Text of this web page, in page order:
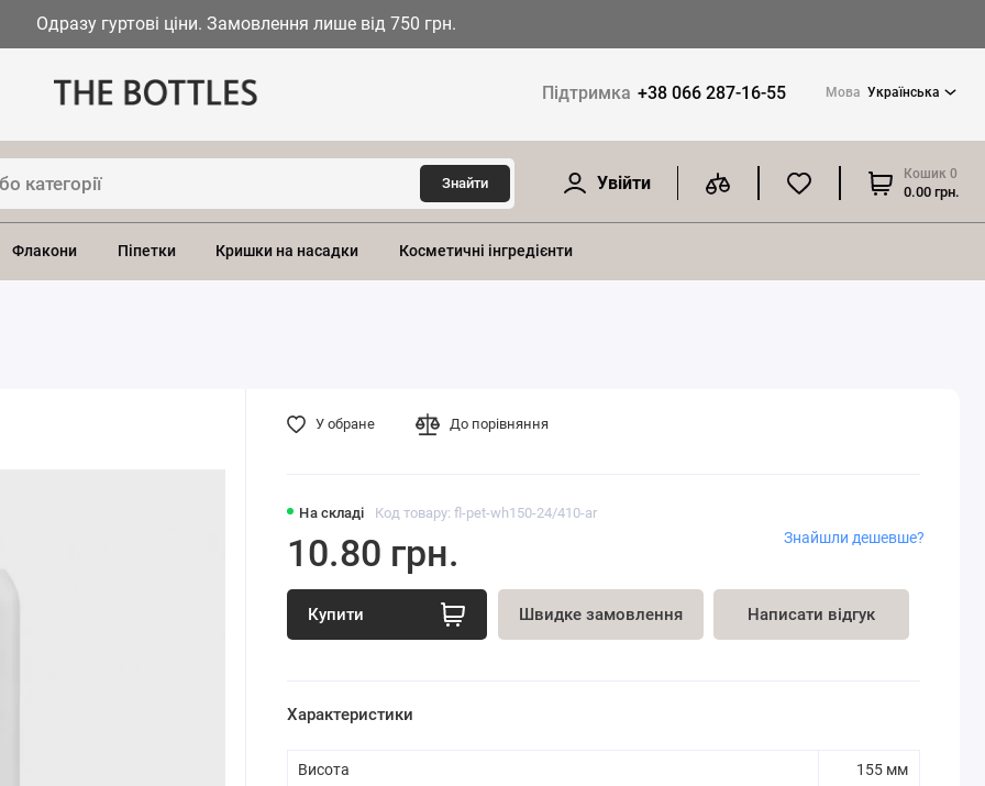
Одразу гуртові ціни. Замовлення лише від 750 грн.
Підтримка +38 066 287-16-55 Мова Українська
Знайти Увійти Кошик 0
0.00 грн.
Флакони Піпетки Кришки на насадки Косметичні інгредієнти
На складі Код товару: fl-pet-wh150-24/410-ar
10.80 грн.
Купити Швидке замовлення Написати відгук
Знайшли дешевше?
У обране До порівняння
Характеристики
Висота 155 мм